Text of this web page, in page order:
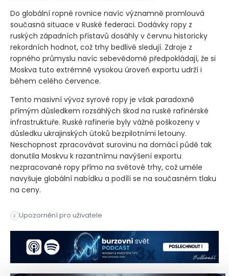
Do globální ropné rovnice navíc významně promlouvá
současná situace v Ruské federaci. Dodávky ropy z
ruských západních přístavů dosáhly v červnu historicky
rekordních hodnot, což trhy bedlivě sledují. Zdroje z
ropného průmyslu navíc sebevědomě předpokládají, že si
Moskva tuto extrémně vysokou úroveň exportu udrží i
během celého července.
Tento masivní vývoz syrové ropy je však paradoxně
přímým důsledkem rozsáhlých škod na ruské rafinérské
infrastruktuře. Ruské rafinerie byly vážně poškozeny v
důsledku ukrajinských útoků bezpilotními letouny.
Neschopnost zpracovávat surovinu na domácí půdě tak
donutila Moskvu k razantnímu navýšení exportu
nezpracované ropy přímo na světové trhy, což uměle
navyšuje globální nabídku a podílí se na současném tlaku
na ceny.
i Upozornění pro uživatele
Ceny ropy na začátku týdne mírně klesly v reakci na